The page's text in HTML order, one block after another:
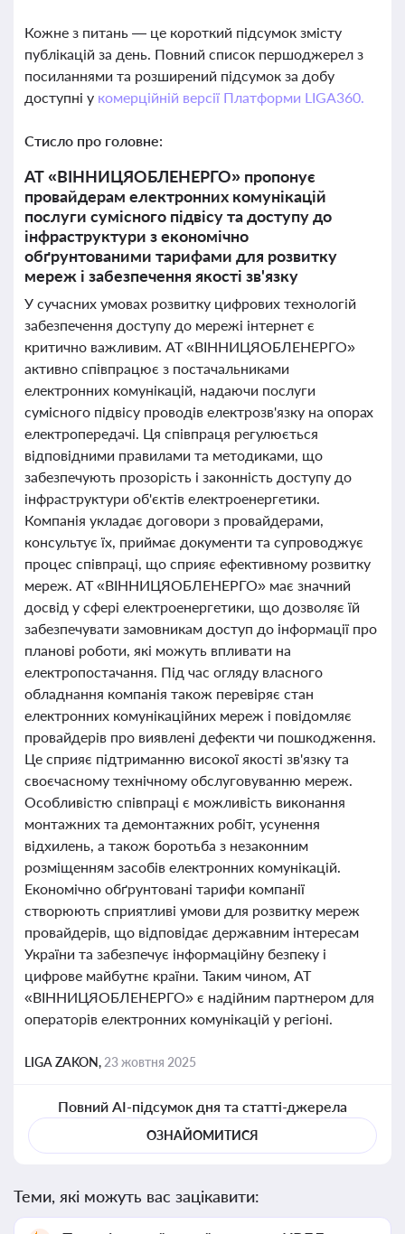
Кожне з питань — це короткий підсумок змісту
публікацій за день. Повний список першоджерел з
посиланнями та розширений підсумок за добу
доступні у комерційній версії Платформи LIGA360.
Стисло про головне:
АТ «ВІННИЦЯОБЛЕНЕРГО» пропонує
провайдерам електронних комунікацій
послуги сумісного підвісу та доступу до
інфраструктури з економічно
обґрунтованими тарифами для розвитку
мереж і забезпечення якості зв'язку
У сучасних умовах розвитку цифрових технологій
забезпечення доступу до мережі інтернет є
критично важливим. АТ «ВІННИЦЯОБЛЕНЕРГО»
активно співпрацює з постачальниками
електронних комунікацій, надаючи послуги
сумісного підвісу проводів електрозв'язку на опорах
електропередачі. Ця співпраця регулюється
відповідними правилами та методиками, що
забезпечують прозорість і законність доступу до
інфраструктури об'єктів електроенергетики.
Компанія укладає договори з провайдерами,
консультує їх, приймає документи та супроводжує
процес співпраці, що сприяє ефективному розвитку
мереж. АТ «ВІННИЦЯОБЛЕНЕРГО» має значний
досвід у сфері електроенергетики, що дозволяє їй
забезпечувати замовникам доступ до інформації про
планові роботи, які можуть впливати на
електропостачання. Під час огляду власного
обладнання компанія також перевіряє стан
електронних комунікаційних мереж і повідомляє
провайдерів про виявлені дефекти чи пошкодження.
Це сприяє підтриманню високої якості зв'язку та
своєчасному технічному обслуговуванню мереж.
Особливістю співпраці є можливість виконання
монтажних та демонтажних робіт, усунення
відхилень, а також боротьба з незаконним
розміщенням засобів електронних комунікацій.
Економічно обґрунтовані тарифи компанії
створюють сприятливі умови для розвитку мереж
провайдерів, що відповідає державним інтересам
України та забезпечує інформаційну безпеку і
цифрове майбутнє країни. Таким чином, АТ
«ВІННИЦЯОБЛЕНЕРГО» є надійним партнером для
операторів електронних комунікацій у регіоні.
LIGA ZAKON, 23 жовтня 2025
Повний AI-підсумок дня та статті-джерела
ОЗНАЙОМИТИСЯ
Теми, які можуть вас зацікавити: